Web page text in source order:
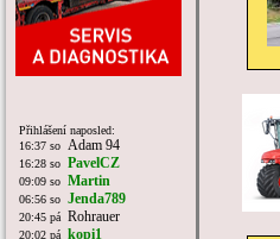
Přihlášení naposled:
16:37 so Adam 94
16:28 so PavelCZ
09:09 so Martin
06:56 so Jenda789
20:45 pá Rohrauer
20:02 pá kopi1